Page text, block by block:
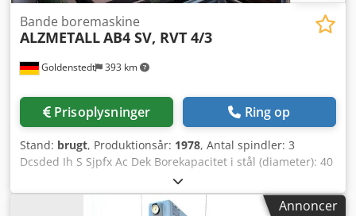
Goldenstedt 393 km
Bande boremaskine
ALZMETALLAB4 SV, RVT 4/3
Prisoplysninger Ring op
Stand: brugt, Produktionsår: 1978, Antal spindler: 3
Dcsded Ih S Sjpfx Ac Dek Borekapacitet i stål (diameter): 40
mm Boreslag: 180 mm Maskinens vægt ca.: 2,3 t Inkluderer
kølevæskeanlæg Flere tekniske data fremgår af billedet
Annoncer